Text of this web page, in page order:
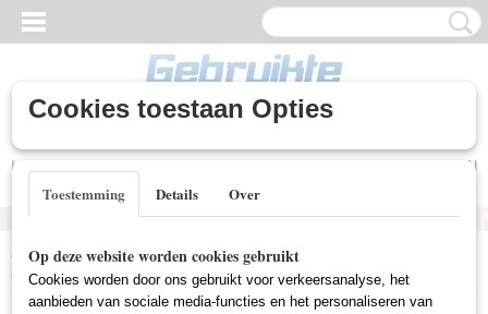
Inloggen
UW WINKELWAGEN
Home >Gebruikte DVD's>Drama DVD Gebruikt
(Gebruikt)
Cookies toestaan Opties
Toestemming Details Over
Op deze website worden cookies gebruikt
Cookies worden door ons gebruikt voor verkeersanalyse, het
aanbieden van sociale media-functies en het personaliseren van